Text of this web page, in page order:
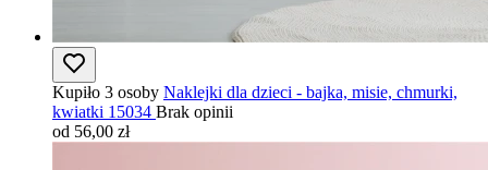
Kupiło 3 osoby Naklejki dla dzieci - bajka, misie, chmurki,
kwiatki 15034 Brak opinii
od 56,00 zł